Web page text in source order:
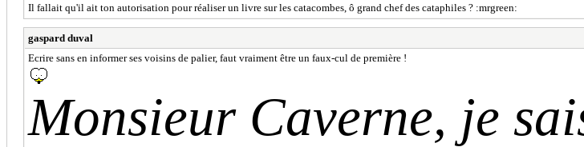
Il fallait qu'il ait ton autorisation pour réaliser un livre sur les catacombes, ô grand chef des cataphiles ? :mrgreen:
gaspard duval
Ecrire sans en informer ses voisins de palier, faut vraiment être un faux-cul de première !
Monsieur Caverne, je